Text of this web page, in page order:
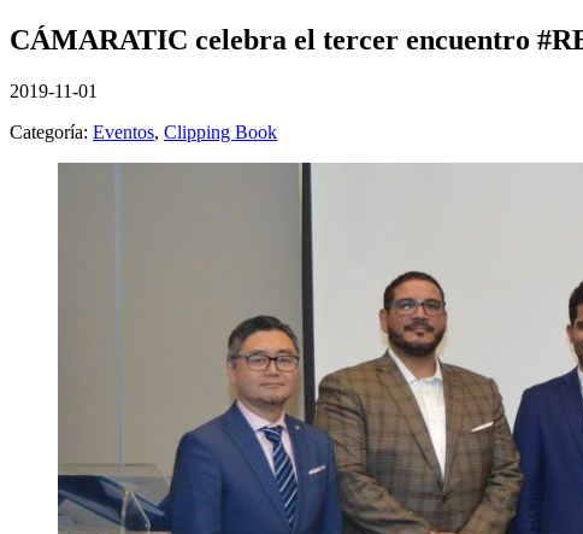
CÁMARATIC celebra el tercer encuentro
2019-11-01
Categoría: Eventos, Clipping Book